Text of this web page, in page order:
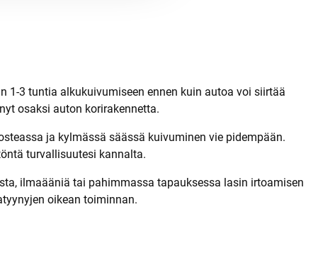
3 tuntia alkukuivumiseen ennen kuin autoa voi siirtää
osaksi auton korirakennetta.
ja kylmässä säässä kuivuminen vie pidempään.
turvallisuutesi kannalta.
ilmaääniä tai pahimmassa tapauksessa lasin irtoamisen
oikean toiminnan.